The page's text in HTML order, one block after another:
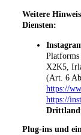
Weitere
Diensten:
X2K5,
(Art. 6
https://
https://
Plug-ins und